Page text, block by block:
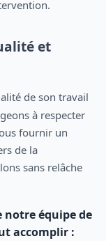
et
de son travail
à respecter
fournir un
de la
sans relâche
notre équipe de
accomplir :